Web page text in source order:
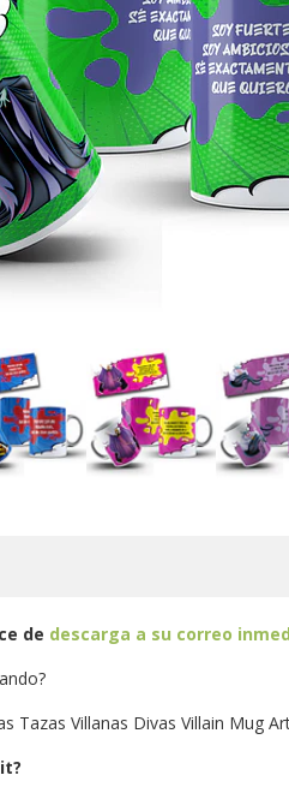
de descarga a su correo
Tazas Villanas Divas Villain Mug